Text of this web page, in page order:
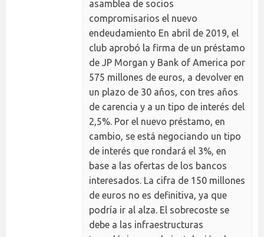
asamblea de socios
compromisarios el nuevo
endeudamiento En abril de 2019, el
club aprobó la firma de un préstamo
de JP Morgan y Bank of America por
575 millones de euros, a devolver en
un plazo de 30 años, con tres años
de carencia y a un tipo de interés del
2,5%. Por el nuevo préstamo, en
cambio, se está negociando un tipo
de interés que rondará el 3%, en
base a las ofertas de los bancos
interesados. La cifra de 150 millones
de euros no es definitiva, ya que
podría ir al alza. El sobrecoste se
debe a las infraestructuras